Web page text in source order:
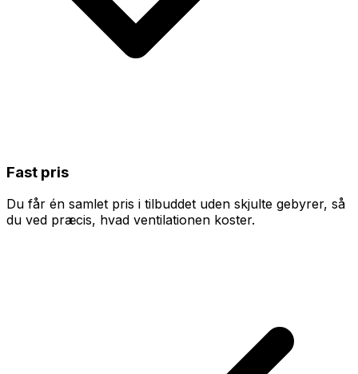
Fast pris
Du får én samlet pris i tilbuddet uden skjulte gebyrer, så
du ved præcis, hvad ventilationen koster.